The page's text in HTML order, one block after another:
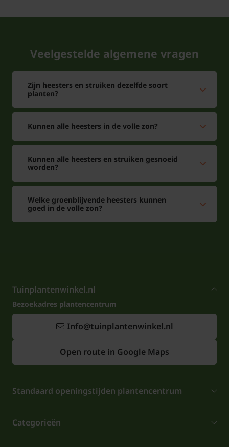
Veelgestelde algemene vragen
Zijn heesters en struiken dezelfde soort
planten?
Kunnen alle heesters in de volle zon?
Kunnen alle heesters en struiken gesnoeid
worden?
Welke groenblijvende heesters kunnen
goed in de volle zon?
Tuinplantenwinkel.nl
Bezoekadres plantencentrum
Info@tuinplantenwinkel.nl
Open route in Google Maps
Standaard openingstijden plantencentrum
Categorieën